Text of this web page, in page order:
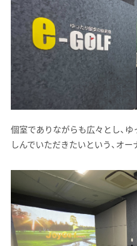
個室でありながらも広々とし、
しんでいただきたいという、オ